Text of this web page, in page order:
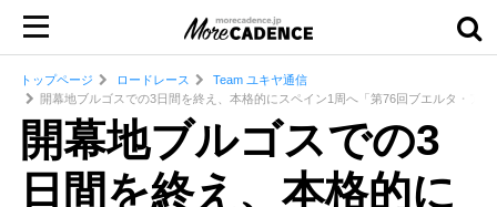
トップページ ロードレース
Team ユキヤ通信
開幕地ブルゴスでの3日間を終え、本格的にスペイン1周へ「第76回ブエルタ・ア
開幕地ブルゴスでの3
日間を終え、本格的に